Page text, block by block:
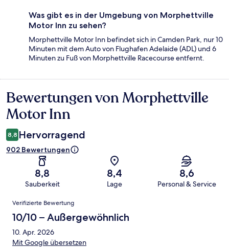
Was gibt es in der Umgebung von Morphettville
Motor Inn zu sehen?
Morphettville Motor Inn befindet sich in Camden Park, nur 10
Minuten mit dem Auto von Flughafen Adelaide (ADL) und 6
Minuten zu Fuß von Morphettville Racecourse entfernt.
Bewertungen
Bewertungen von Morphettville
Motor Inn
8,8 Hervorragend
902 Bewertungen
8,8
Sauberkeit
8,4
Lage
8,6
Personal & Service
Bewertungen
Verifizierte Bewertung
10/10 – Außergewöhnlich
10. Apr. 2026
Mit Google übersetzen